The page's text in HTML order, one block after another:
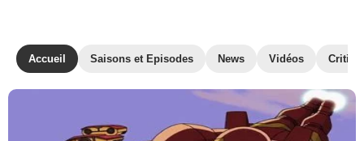
Accueil Saisons et Episodes News Vidéos